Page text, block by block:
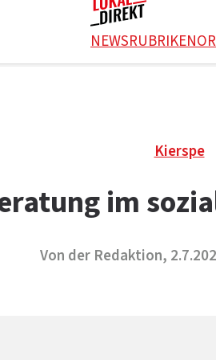
NEWSRUBRIKEN
Kierspe
im
Von der Redaktion,